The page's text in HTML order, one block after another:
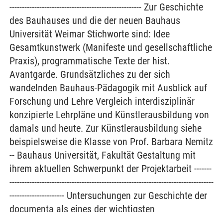
----------------------------------------------------- Zur Geschichte
des Bauhauses und die der neuen Bauhaus
Universität Weimar Stichworte sind: Idee
Gesamtkunstwerk (Manifeste und gesellschaftliche
Praxis), programmatische Texte der hist.
Avantgarde. Grundsätzliches zu der sich
wandelnden Bauhaus-Pädagogik mit Ausblick auf
Forschung und Lehre Vergleich interdisziplinär
konzipierte Lehrpläne und Künstlerausbildung von
damals und heute. Zur Künstlerausbildung siehe
beispielsweise die Klasse von Prof. Barbara Nemitz
-- Bauhaus Universität, Fakultät Gestaltung mit
ihrem aktuellen Schwerpunkt der Projektarbeit -------
----------------------------------------------------------------------------------
---------------------- Untersuchungen zur Geschichte der
documenta als eines der wichtigsten